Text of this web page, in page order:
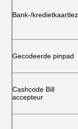
Bank-/
Gecodeerde pinpad
Cashcode Bill
accepteur